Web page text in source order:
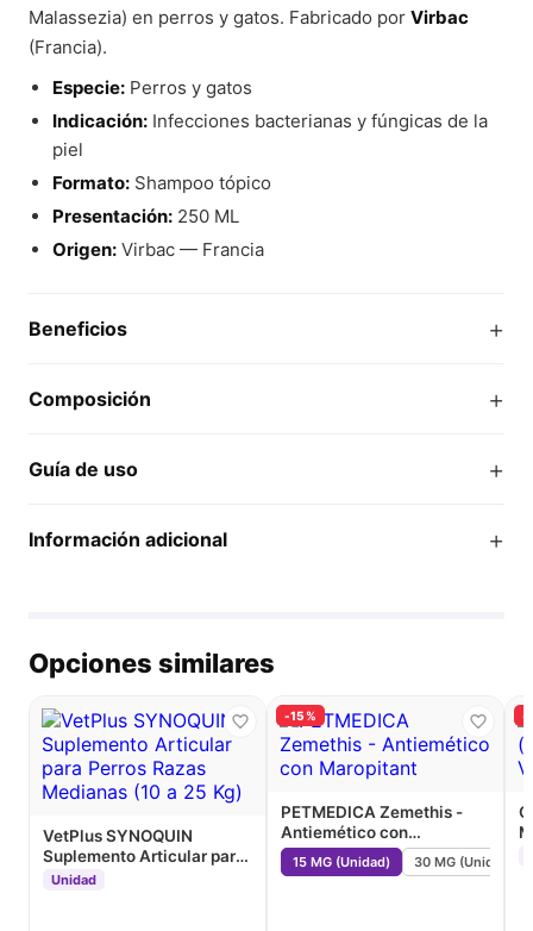
Malassezia) en perros y gatos. Fabricado por Virbac
(Francia).
Especie:Perros y gatos
Indicación:Infecciones bacterianas y fúngicas de la
piel
Formato:Shampoo tópico
Presentación:250 ML
Origen:Virbac — Francia
Beneficios +
Composición +
Guía de uso +
Información adicional +
Opciones similares
VetPlus SYNOQUIN
Suplemento Articular para
Perros Razas Medianas (10
Unidad
-15%
PETMEDICA Zemethis -
Antiemético con
Maropitant
15 MG (Unidad) 30 MG (Unidad)
-